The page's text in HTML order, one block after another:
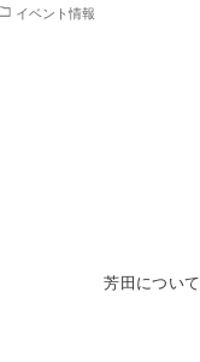
イベント情報
芳田について